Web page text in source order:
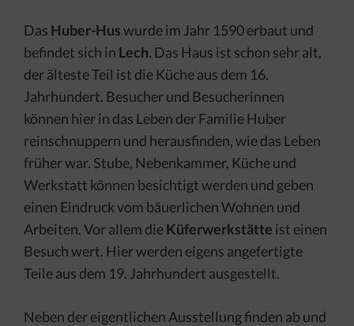
Das Huber-Huswurde im Jahr 1590 erbaut und
befindet sich in Lech. Das Haus ist schon sehr alt,
der älteste Teil ist die Küche aus dem 16.
Jahrhundert. Besucher und Besucherinnen
können hier in das Leben der Familie Huber
reinschnuppern und herausfinden, wie das Leben
früher war. Stube, Nebenkammer, Küche und
Werkstatt können besichtigt werden und geben
einen Eindruck vom bäuerlichen Wohnen und
Arbeiten. Vor allem dieKüferwerkstätte ist einen
Besuch wert. Hier werden eigens angefertigte
Teile aus dem 19. Jahrhundert ausgestellt.
Neben der eigentlichen Ausstellung finden ab und